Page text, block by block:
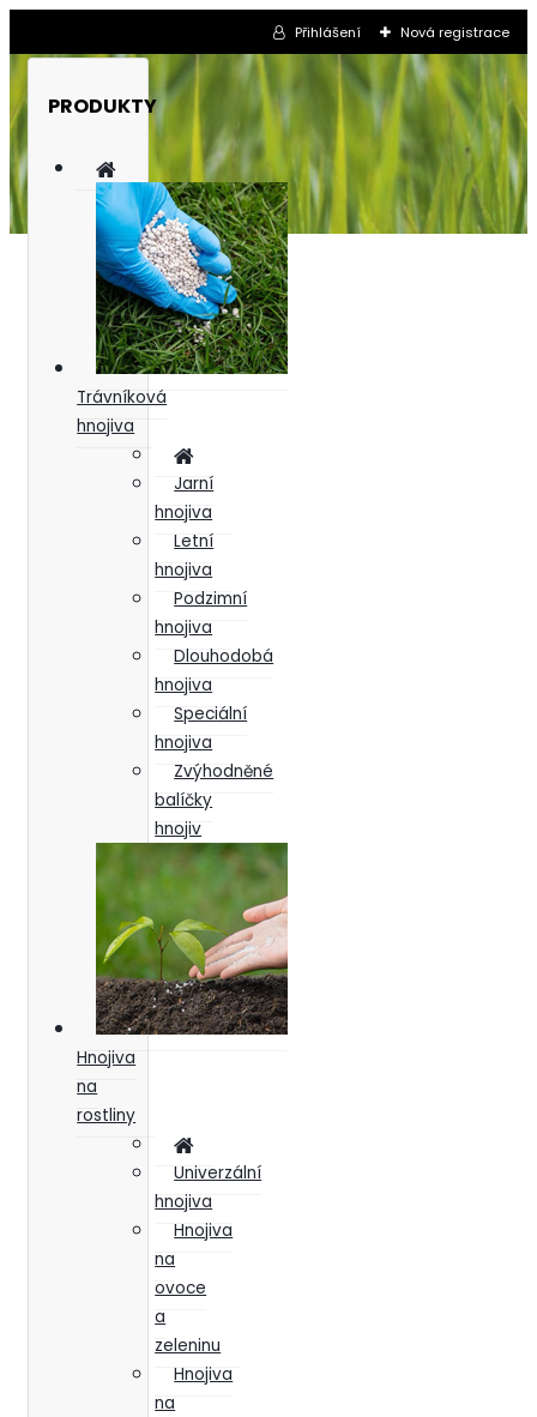
Přihlášení Nová registrace
PRODUKTY
Trávníková
hnojiva
Jarní
hnojiva
Letní
hnojiva
Podzimní
hnojiva
Dlouhodobá
hnojiva
Speciální
hnojiva
Zvýhodněné
balíčky
hnojiv
Hnojiva
na
rostliny
Univerzální
hnojiva
Hnojiva
na
ovoce
a
zeleninu
Hnojiva
na